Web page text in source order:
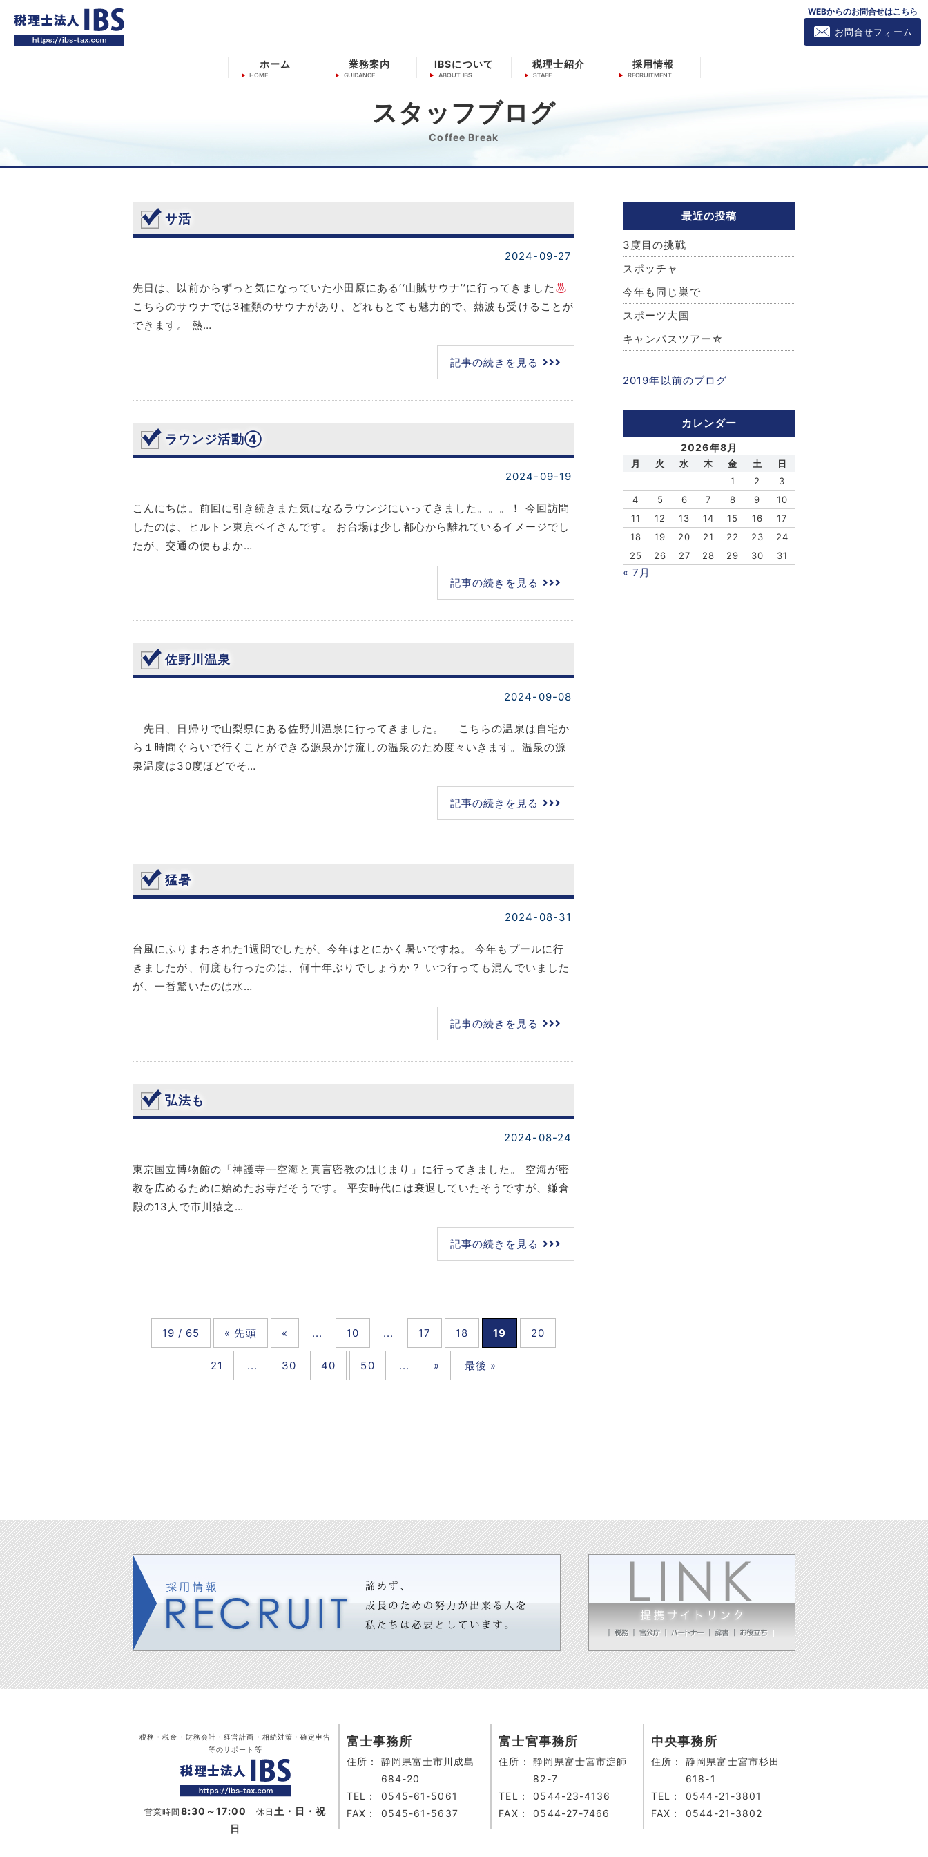
WEBからのお問合せはこちら
お問合せフォーム
ホーム 業務案内 IBSについて 税理士紹介 採用情報
スタッフブログ
Coffee Break
サ活
2024-09-27
先日は、以前からずっと気になっていた小田原にある‘‘山賊サウナ’’に行ってきました
こちらのサウナでは3種類のサウナがあり、どれもとても魅力的で、熱波も受けることが
できます。 熱…
記事の続きを見る
ラウンジ活動④
2024-09-19
こんにちは。前回に引き続きまた気になるラウンジにいってきました。。。！ 今回訪問
したのは、ヒルトン東京ベイさんです。 お台場は少し都心から離れているイメージでし
たが、交通の便もよか…
記事の続きを見る
佐野川温泉
2024-09-08
先日、日帰りで山梨県にある佐野川温泉に行ってきました。 こちらの温泉は自宅か
ら１時間ぐらいで行くことができる源泉かけ流しの温泉のため度々いきます。温泉の源
泉温度は30度ほどでそ…
記事の続きを見る
猛暑
2024-08-31
台風にふりまわされた1週間でしたが、今年はとにかく暑いですね。 今年もプールに行
きましたが、何度も行ったのは、何十年ぶりでしょうか？ いつ行っても混んでいました
が、一番驚いたのは水…
記事の続きを見る
弘法も
2024-08-24
東京国立博物館の「神護寺―空海と真言密教のはじまり」に行ってきました。 空海が密
教を広めるために始めたお寺だそうです。 平安時代には衰退していたそうですが、鎌倉
殿の13人で市川猿之…
記事の続きを見る
19 / 65 « 先頭 « ... 10 ... 17 18 19 20
21 ... 30 40 50 ... » 最後 »
最近の投稿
3度目の挑戦
スポッチャ
今年も同じ巣で
スポーツ大国
キャンパスツアー☆
2019年以前のブログ
カレンダー
2026年8月
月 火 水 木 金 土
日
1
2
3
4
5 6 7 8 9
10
11
12 13 14 15 16
17
18
19 20 21 22 23
24
25
26 27 28 29 30 31
« 7月
税務・税金・財務会計・経営計画・相続対策・確定申告
等のサポート等
営業時間 8:30～17:00 休日 土・日・祝
日
富士事務所
住所：
静岡県富士市川成島
684-20
TEL：
0545-61-5061
FAX：
0545-61-5637
富士宮事務所
住所：
静岡県富士宮市淀師
82-7
TEL：
0544-23-4136
FAX：
0544-27-7466
中央事務所
住所：
静岡県富士宮市杉田
618-1
TEL：
0544-21-3801
FAX：
0544-21-3802